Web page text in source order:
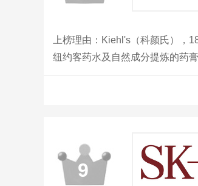
上榜理由：Kiehl's（科颜氏），
纽约客药水及自然成分提炼的药
专业的咨询服务，以及从脸部、
9